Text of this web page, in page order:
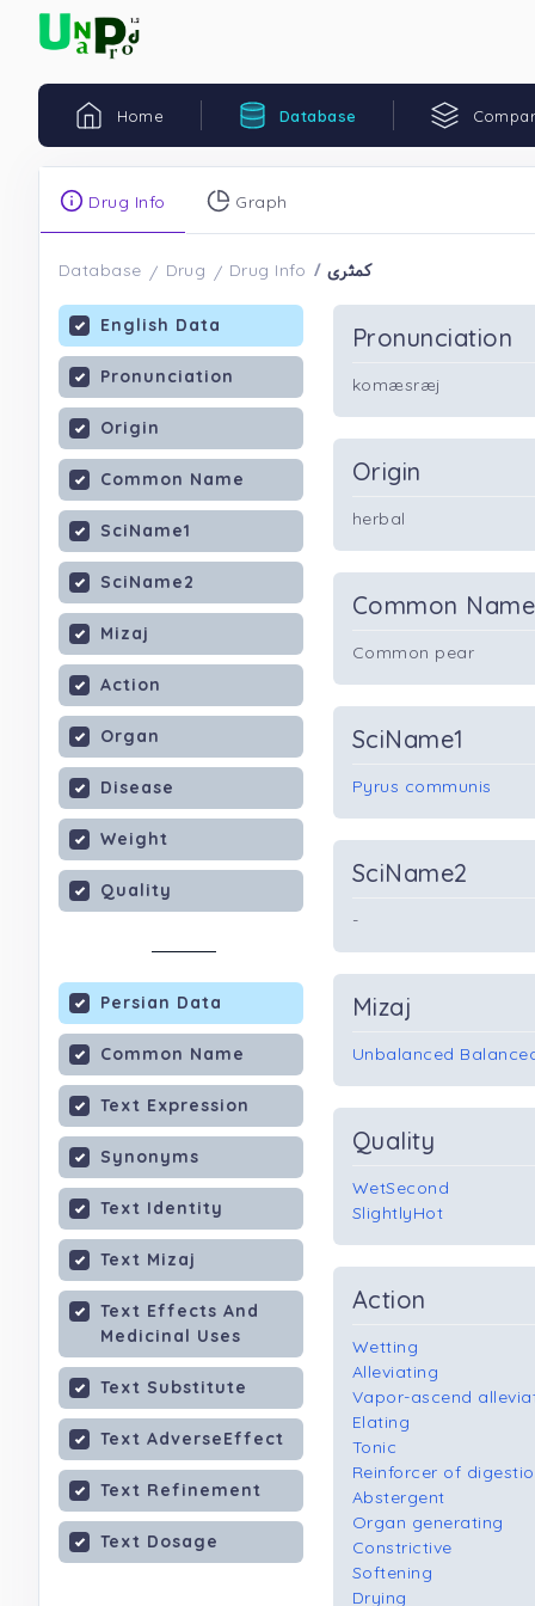
Home Database
Drug Info Graph
Database Drug Drug Info کمثری
English Data
Pronunciation
Origin
Common Name
SciName1
SciName2
Mizaj
Action
Organ
Disease
Weight
Quality
Persian Data
Common Name
Text Expression
Synonyms
Text Identity
Text Mizaj
Text Effects And
Medicinal Uses
Text Substitute
Text AdverseEffect
Text Refinement
Text Dosage
Pronunciation
komæsræj
Origin
herbal
Common Name
Common pear
SciName1
Pyrus communis
SciName2
-
Mizaj
Unbalanced
Quality
WetSecond
SlightlyHot
Action
Wetting
Alleviating
Vapor-ascend
Elating
Tonic
Reinforcer of
Abstergent
Organ generating
Constrictive
Softening
Drying